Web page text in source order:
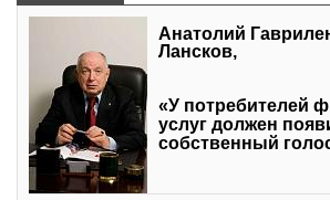
Анатолий
Лансков,
«У потребителей
услуг должен
собственный